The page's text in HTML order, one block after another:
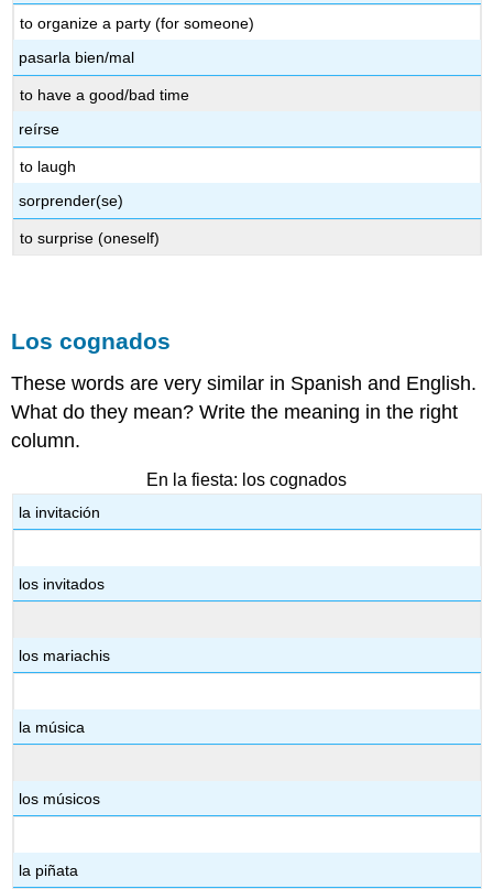
to organize a party (for someone)
pasarla bien/mal
to have a good/bad time
reírse
to laugh
sorprender(se)
to surprise (oneself)
Los cognados
These words are very similar in Spanish and English.
What do they mean? Write the meaning in the right
column.
En la fiesta: los cognados
la invitación
los invitados
los mariachis
la música
los músicos
la piñata